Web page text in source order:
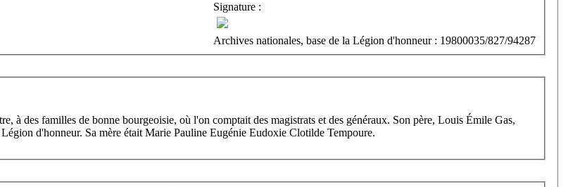
Signature :
Archives nationales, base de la Légion d'honneur : 19800035/827/94287
à des familles de bonne bourgeoisie, où l'on comptait des magistrats et des généraux. Son père, Louis Émile Gas,
d'honneur. Sa mère était Marie Pauline Eugénie Eudoxie Clotilde Tempoure.